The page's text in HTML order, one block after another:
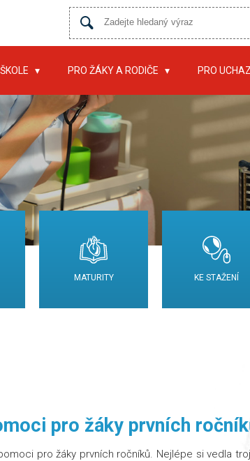
PRO ŽÁKY A RODIČE PRO
MATURITY KE STAŽENÍ
pro žáky prvních
pro žáky prvních ročníků. Nejlépe si vedla